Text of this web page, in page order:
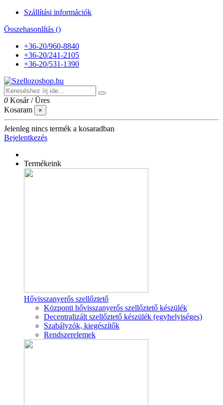
Szállítási információk
Összehasonlítás ()
+36-20/960-8840
+36-20/241-2105
+36-20/531-1390
0 Kosár /Üres
Kosaram
×
Jelenleg nincs termék a kosaradban
Bejelentkezés
Termékeink
Hővisszanyerős szellőztető
Központi hővisszanyerős szellőztető készülék
Decentralizált szellőztető készülék (egyhelyiséges)
Szabályzók, kiegészítők
Rendszerelemek